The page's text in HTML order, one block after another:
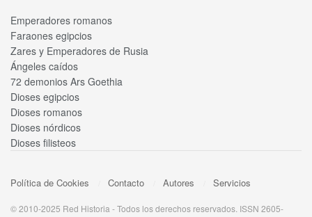
Emperadores romanos
Faraones egipcios
Zares y Emperadores de Rusia
Ángeles caídos
72 demonios Ars Goethia
Dioses egipcios
Dioses romanos
Dioses nórdicos
Dioses filisteos
Política de Cookies Contacto Autores Servicios
© 2010-2025 Red Historia - Todos los derechos reservados. ISSN 2605-